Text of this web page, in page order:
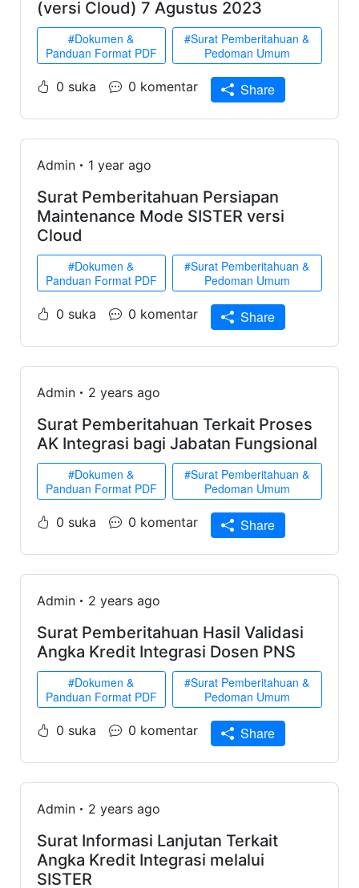
(versi Cloud) 7 Agustus 2023
#Dokumen &
Panduan Format PDF
#Surat Pemberitahuan &
Pedoman Umum
0 suka 0 komentar Share
Admin 1 year ago
Surat Pemberitahuan Persiapan
Maintenance Mode SISTER versi
Cloud
#Dokumen &
Panduan Format PDF
#Surat Pemberitahuan &
Pedoman Umum
0 suka 0 komentar Share
Admin 2 years ago
Surat Pemberitahuan Terkait Proses
AK Integrasi bagi Jabatan Fungsional
#Dokumen &
Panduan Format PDF
#Surat Pemberitahuan &
Pedoman Umum
0 suka 0 komentar Share
Admin 2 years ago
Surat Pemberitahuan Hasil Validasi
Angka Kredit Integrasi Dosen PNS
#Dokumen &
Panduan Format PDF
#Surat Pemberitahuan &
Pedoman Umum
0 suka 0 komentar Share
Admin 2 years ago
Surat Informasi Lanjutan Terkait
Angka Kredit Integrasi melalui
SISTER